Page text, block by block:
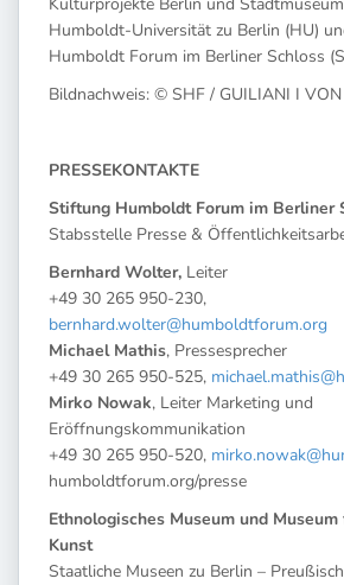
Humboldt-Universität zu Berlin (HU)
Humboldt Forum im Berliner Schloss
­Bildnachweis: © SHF / GUILIANI I VON
PRESSEKONTAKTE
Stiftung Humboldt Forum im Berliner
Stabsstelle Presse &
Bernhard Wolter, Leiter
+49 30 265 950-230,
bernhard.wolter@humboldtforum.org
Michael Mathis, Pressesprecher
+49 30 265 950-525,
Mirko Nowak, Leiter Marketing und
Eröffnungskommunikation
+49 30 265 950-520,
humboldtforum.org/presse
Ethnologisches Museum und
Kunst
Staatliche Museen zu Berlin –